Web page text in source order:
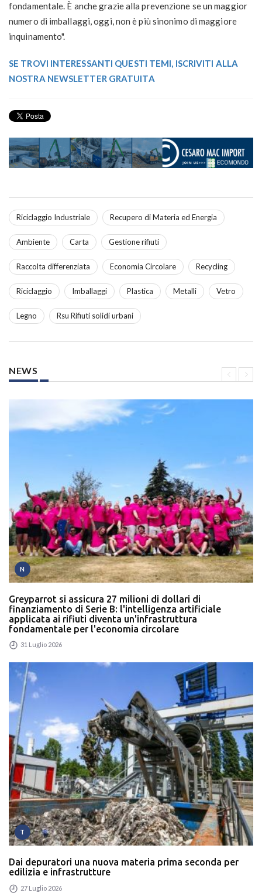
fondamentale. È anche grazie alla prevenzione se un maggior
numero di imballaggi, oggi, non è più sinonimo di maggiore
inquinamento".
SE TROVI INTERESSANTI QUESTI TEMI, ISCRIVITI ALLA
NOSTRA NEWSLETTER GRATUITA
Riciclaggio Industriale Recupero di Materia ed Energia
Ambiente Carta Gestione rifiuti
Raccolta differenziata Economia Circolare Recycling
Riciclaggio Imballaggi Plastica Metalli Vetro
Legno Rsu Rifiuti solidi urbani
NEWS
N
Greyparrot si assicura 27 milioni di dollari di
finanziamento di Serie B: l'intelligenza artificiale
applicata ai rifiuti diventa un'infrastruttura
fondamentale per l'economia circolare
31 Luglio 2026
T
Dai depuratori una nuova materia prima seconda per
edilizia e infrastrutture
27 Luglio 2026